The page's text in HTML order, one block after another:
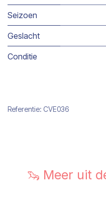
Seizoen
Geslacht
Conditie
Referentie: CVE036
🦦 Meer uit